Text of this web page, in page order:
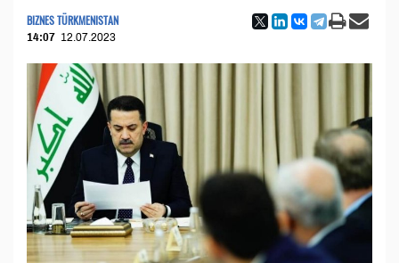
BIZNES TÜRKMENISTAN
14:07 12.07.2023